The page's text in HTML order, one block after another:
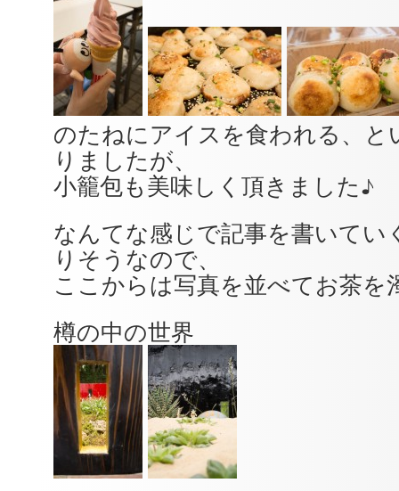
のたねにアイスを食われる、
りましたが、
小籠包も美味しく頂きました♪
なんてな感じで記事を書いてい
りそうなので、
ここからは写真を並べてお茶を
樽の中の世界